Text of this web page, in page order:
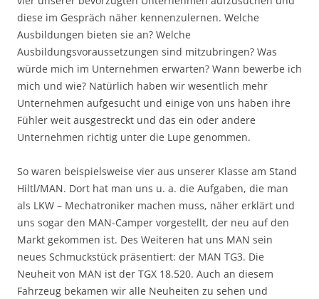
diese im Gespräch näher kennenzulernen. Welche
Ausbildungen bieten sie an? Welche
Ausbildungsvoraussetzungen sind mitzubringen? Was
würde mich im Unternehmen erwarten? Wann bewerbe ich
mich und wie? Natürlich haben wir wesentlich mehr
Unternehmen aufgesucht und einige von uns haben ihre
Fühler weit ausgestreckt und das ein oder andere
Unternehmen richtig unter die Lupe genommen.
So waren beispielsweise vier aus unserer Klasse am Stand
Hiltl/MAN. Dort hat man uns u. a. die Aufgaben, die man
als LKW – Mechatroniker machen muss, näher erklärt und
uns sogar den MAN-Camper vorgestellt, der neu auf den
Markt gekommen ist. Des Weiteren hat uns MAN sein
neues Schmuckstück präsentiert: der MAN TG3. Die
Neuheit von MAN ist der TGX 18.520. Auch an diesem
Fahrzeug bekamen wir alle Neuheiten zu sehen und